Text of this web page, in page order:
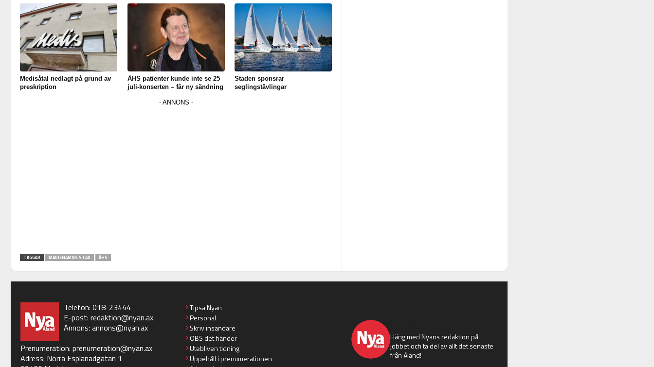
Medisåtal nedlagt på grund av
preskription
ÅHS patienter kunde inte se 25
juli-konserten – får ny sändning
Staden sponsrar
seglingstävlingar
TAGGAR MARIEHAMNS STAD ÅHS
Telefon: 018-23444
E-post: redaktion@nyan.ax
Annons: annons@nyan.ax
Prenumeration: prenumeration@nyan.ax
Adress: Norra Esplanadgatan 1
Tipsa Nyan
Personal
Skriv insändare
OBS det händer
Utebliven tidning
Uppehåll i prenumerationen
Häng med Nyans redaktion på
jobbet och ta del av allt det senaste
från Åland!